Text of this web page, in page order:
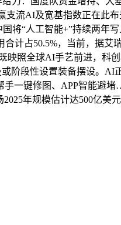
支流AI及宽基指数正在此
将“人工智能+”持续两年
计占50.5%，当前，据艾
映照全球AI手艺前进，科
阶段性设置装备摆设。AI
手一键修图、APP智能避
年规模估计达500亿美